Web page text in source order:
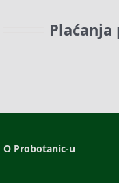
O Probotanic-u